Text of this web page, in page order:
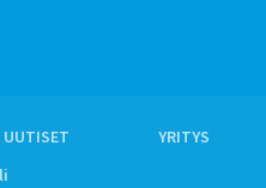
UUTISET YRITYS